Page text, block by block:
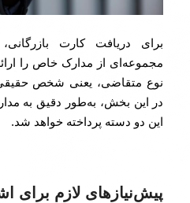
برای دریافت کارت
مجموعه‌ای از مدارک خاص را
نوع متقاضی، یعنی شخص
در این بخش، به‌طور دقیق به
این دو دسته پرداخته خواهد شد.
پیش‌نیازهای لازم